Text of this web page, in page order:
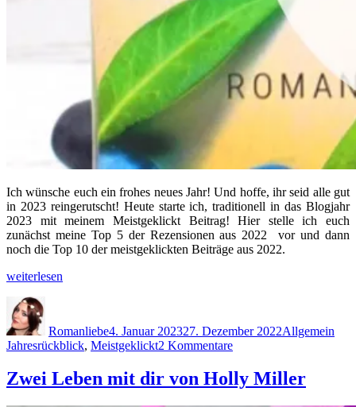
Ich wünsche euch ein frohes neues Jahr! Und hoffe, ihr seid alle gut
in 2023 reingerutscht! Heute starte ich, traditionell in das Blogjahr
2023 mit meinem Meistgeklickt Beitrag! Hier stelle ich euch
zunächst meine Top 5 der Rezensionen aus 2022 vor und dann
noch die Top 10 der meistgeklickten Beiträge aus 2022.
„Meistgeklickt
[Jahresrückblick]“
weiterlesen
Romanliebe4. Januar 202327. Dezember 2022Allgemein
Jahresrückblick, Meistgeklickt2 Kommentarezu
2022
[Jahresrückblick]
Zwei Leben mit dir von Holly Miller